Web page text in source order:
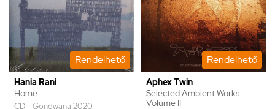
Rendelhető
Hania Rani
Home
CD - Gondwana 2020
Rendelhető
Aphex Twin
Selected Ambient Works
Volume II